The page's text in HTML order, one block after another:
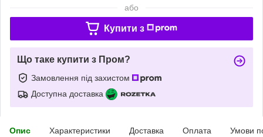
або
Купити з
Що таке купити з Пром?
Замовлення під захистом
Доступна доставка
Опис Характеристики Доставка Оплата Умови